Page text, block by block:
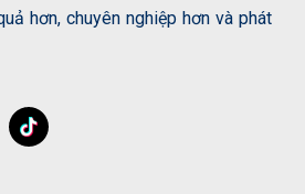
hơn, chuyên nghiệp hơn và phát